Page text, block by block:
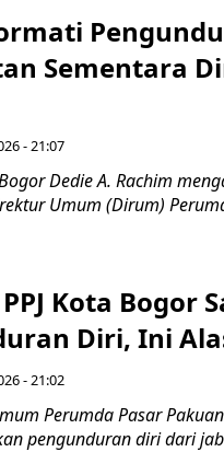
Sementara
- 21:07
Bogor Dedie A. Rachim
Umum (Dirum)
Kota Bogor
Diri, Ini
- 21:02
Perumda Pasar
pengunduran diri dari